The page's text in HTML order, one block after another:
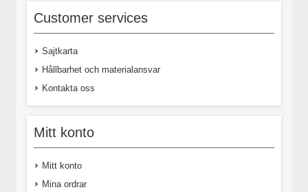
Customer services
Sajtkarta
Hållbarhet och materialansvar
Kontakta oss
Mitt konto
Mitt konto
Mina ordrar